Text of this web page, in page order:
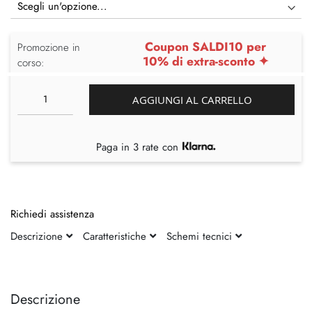
fine
della
Descrizione
Promozione in
corso:
Coupon SALDI10 per
10% di extra-sconto ✦
AGGIUNGI AL CARRELLO
Paga in 3 rate con
Richiedi assistenza
Descrizione
Caratteristiche Schemi tecnici